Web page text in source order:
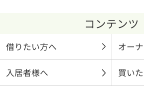
コンテンツ
借りたい方へ オー
入居者様へ 買い